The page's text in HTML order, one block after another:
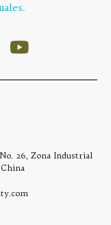
26, Zona Industrial